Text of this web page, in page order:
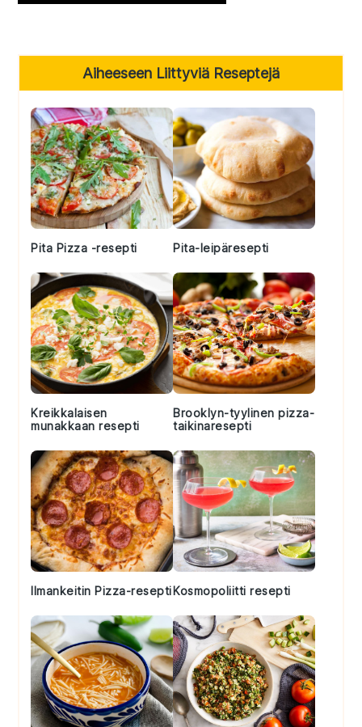
Primary
Sidebar
Aiheeseen Liittyviä Reseptejä
Pita Pizza -resepti Pita-leipäresepti
Kreikkalaisen
munakkaan resepti
Brooklyn-tyylinen pizza-
taikinaresepti
Ilmankeitin Pizza-reseptiKosmopoliitti resepti